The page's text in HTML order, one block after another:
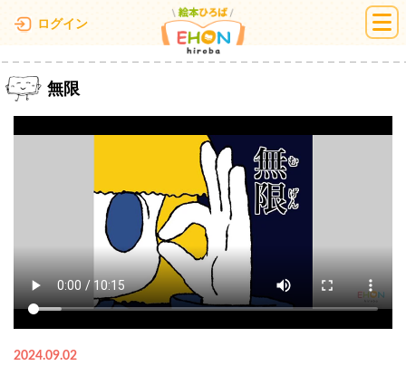
ログイン 絵本ひろば
無限
2024.09.02